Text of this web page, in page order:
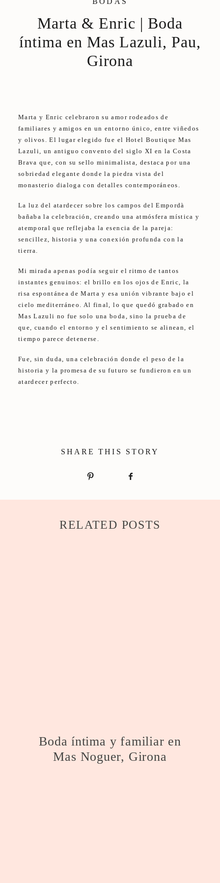
Marta & Enric | Boda
íntima en Mas Lazuli, Pau,
Girona
Marta y Enric celebraron su amor rodeados de
familiares y amigos en un entorno único, entre viñedos
y olivos. El lugar elegido fue el Hotel Boutique Mas
Lazuli, un antiguo convento del siglo XI en la Costa
Brava que, con su sello minimalista, destaca por una
sobriedad elegante donde la piedra vista del
monasterio dialoga con detalles contemporáneos.
La luz del atardecer sobre los campos del Empordà
bañaba la celebración, creando una atmósfera mística y
atemporal que reflejaba la esencia de la pareja:
sencillez, historia y una conexión profunda con la
tierra.
Mi mirada apenas podía seguir el ritmo de tantos
instantes genuinos: el brillo en los ojos de Enric, la
risa espontánea de Marta y esa unión vibrante bajo el
cielo mediterráneo. Al final, lo que quedó grabado en
Mas Lazuli no fue solo una boda, sino la prueba de
que, cuando el entorno y el sentimiento se alinean, el
tiempo parece detenerse.
Fue, sin duda, una celebración donde el peso de la
historia y la promesa de su futuro se fundieron en un
atardecer perfecto.
SHARE THIS STORY
RELATED POSTS
Boda íntima y familiar en
Mas Noguer, Girona